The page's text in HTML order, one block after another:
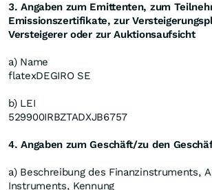
3. Angaben zum Emittenten, zum
Emissionszertifikate, zur
Versteigerer oder zur Auktionsaufsicht
a) Name
flatexDEGIRO SE
b) LEI
529900IRBZTADXJB6757
4. Angaben zum Geschäft/zu den
a) Beschreibung des Finanzinstruments,
Instruments, Kennung